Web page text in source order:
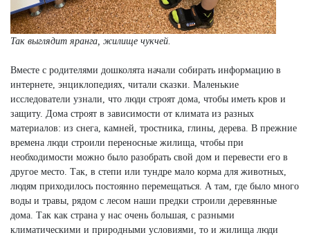
Так выглядит яранга, жилище чукчей.
Вместе с родителями дошколята начали собирать информацию в
интернете, энциклопедиях, читали сказки. Маленькие
исследователи узнали, что люди строят дома, чтобы иметь кров и
защиту. Дома строят в зависимости от климата из разных
материалов: из снега, камней, тростника, глины, дерева. В прежние
времена люди строили переносные жилища, чтобы при
необходимости можно было разобрать свой дом и перевести его в
другое место. Так, в степи или тундре мало корма для животных,
людям приходилось постоянно перемещаться. А там, где было много
воды и травы, рядом с лесом наши предки строили деревянные
дома. Так как страна у нас очень большая, с разными
климатическими и природными условиями, то и жилища люди